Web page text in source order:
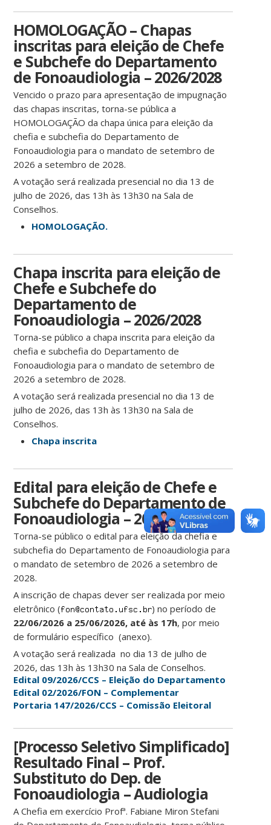
HOMOLOGAÇÃO – Chapas
inscritas para eleição de Chefe
e Subchefe do Departamento
de Fonoaudiologia – 2026/2028
Vencido o prazo para apresentação de impugnação
das chapas inscritas, torna-se pública a
HOMOLOGAÇÃO da chapa única para eleição da
chefia e subchefia do Departamento de
Fonoaudiologia para o mandato de setembro de
2026 a setembro de 2028.
A votação será realizada presencial no dia 13 de
julho de 2026, das 13h às 13h30 na Sala de
Conselhos.
HOMOLOGAÇÃO.
Chapa inscrita para eleição de
Chefe e Subchefe do
Departamento de
Fonoaudiologia – 2026/2028
Torna-se público a chapa inscrita para eleição da
chefia e subchefia do Departamento de
Fonoaudiologia para o mandato de setembro de
2026 a setembro de 2028.
A votação será realizada presencial no dia 13 de
julho de 2026, das 13h às 13h30 na Sala de
Conselhos.
Chapa inscrita
Edital para eleição de Chefe e
Subchefe do Departamento de
Fonoaudiologia – 2026/2028
Torna-se público o edital para eleição da chefia e
subchefia do Departamento de Fonoaudiologia para
o mandato de setembro de 2026 a setembro de
2028.
A inscrição de chapas dever ser realizada por meio
eletrônico (
) no período de
22/06/2026 a 25/06/2026, até às 17h, por meio
de formulário específico (anexo).
A votação será realizada no dia 13 de julho de
2026, das 13h às 13h30 na Sala de Conselhos.
Edital 09/2026/CCS – Eleição do Departamento
Edital 02/2026/FON – Complementar
Portaria 147/2026/CCS – Comissão Eleitoral
[Processo Seletivo Simplificado]
Resultado Final – Prof.
Substituto do Dep. de
Fonoaudiologia – Audiologia
A Chefia em exercício Profª. Fabiane Miron Stefani